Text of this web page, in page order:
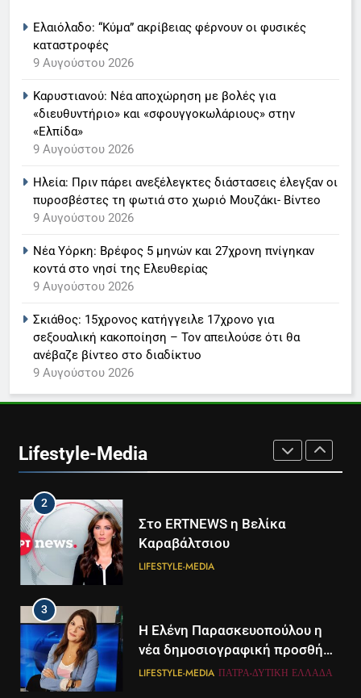
Ελαιόλαδο: “Κύμα” ακρίβειας φέρνουν οι φυσικές
καταστροφές
9 Αυγούστου 2026
Καρυστιανού: Νέα αποχώρηση με βολές για
«διευθυντήριο» και «σφουγγοκωλάριους» στην
«Ελπίδα»
9 Αυγούστου 2026
Ηλεία: Πριν πάρει ανεξέλεγκτες διάστασεις έλεγξαν οι
πυροσβέστες τη φωτιά στο χωριό Μουζάκι- Βίντεο
9 Αυγούστου 2026
Νέα Υόρκη: Βρέφος 5 μηνών και 27χρονη πνίγηκαν
κοντά στο νησί της Ελευθερίας
9 Αυγούστου 2026
Σκιάθος: 15χρονος κατήγγειλε 17χρονο για
σεξουαλική κακοποίηση – Τον απειλούσε ότι θα
ανέβαζε βίντεο στο διαδίκτυο
9 Αυγούστου 2026
Lifestyle-Media
ειδήσεων της ΕΡΤ
LIFESTYLE-MEDIA
Στον ΑΝΤ1 η Σία Κοσιώνη- Η
ανακοίνωση του σταθμού
7
Τέλος από τον ΑΝΤ1 ο
LIFESTYLE-MEDIA
8
Καθημερινή και The New York
Times μαζί σε μια νέα
συνδρομητική πρόταση
LIFESTYLE-MEDIA
1
LIFESTYLE-MEDIA
2
Στο ERTNEWS η Βελίκα
Καραβάλτσιου
LIFESTYLE-MEDIA
3
Η Ελένη Παρασκευοπούλου η
νέα δημοσιογραφική προσθήκη
του ΣΚΑΪ στην Πάτρα
LIFESTYLE-MEDIA ΠΆΤΡΑ-ΔΥΤΙΚΉ ΕΛΛΆΔΑ